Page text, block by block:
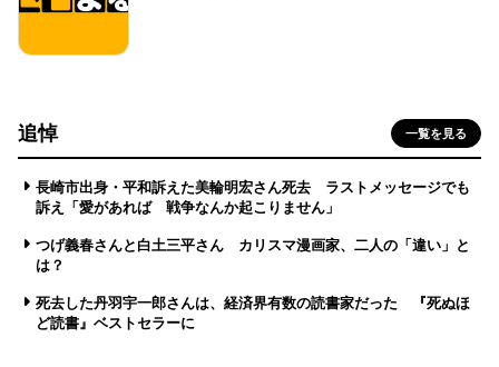
追悼 一覧を見る
長崎市出身・平和訴えた美輪明宏さん死去 ラストメッセージでも
訴え「愛があれば 戦争なんか起こりません」
つげ義春さんと白土三平さん カリスマ漫画家、二人の「違い」と
は？
死去した丹羽宇一郎さんは、経済界有数の読書家だった 『死ぬほ
ど読書』ベストセラーに